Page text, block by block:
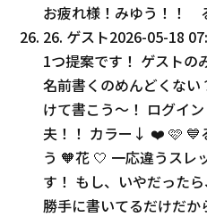
お疲れ様！みゆう！！
26. ゲスト2026-05-18
1つ提案です！ ゲストの
名前書くのめんどくな
けて書こう〜！ ログイ
夫！！ カラー↓ ❤️ 🩷 💙
う 🧡花 🤍 一応違うスレ
す！ もし、いやだった
勝手に書いてるだけだ